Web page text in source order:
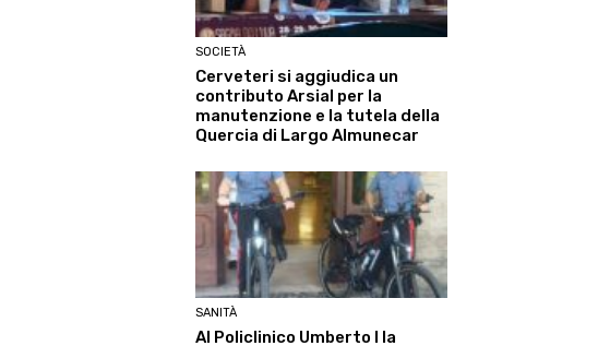
SOCIETÀ
Cerveteri si aggiudica un
contributo Arsial per la
manutenzione e la tutela della
Quercia di Largo Almunecar
SANITÀ
Al Policlinico Umberto I la